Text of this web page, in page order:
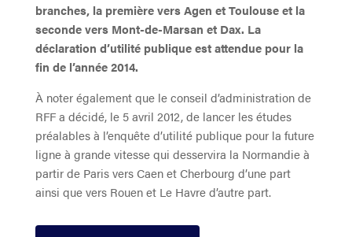
branches, la première vers Agen et Toulouse et la
seconde vers Mont-de-Marsan et Dax. La
déclaration d’utilité publique est attendue pour la
fin de l’année 2014.
À noter également que le conseil d’administration de
RFF a décidé, le 5 avril 2012, de lancer les études
préalables à l’enquête d’utilité publique pour la future
ligne à grande vitesse qui desservira la Normandie à
partir de Paris vers Caen et Cherbourg d’une part
ainsi que vers Rouen et Le Havre d’autre part.